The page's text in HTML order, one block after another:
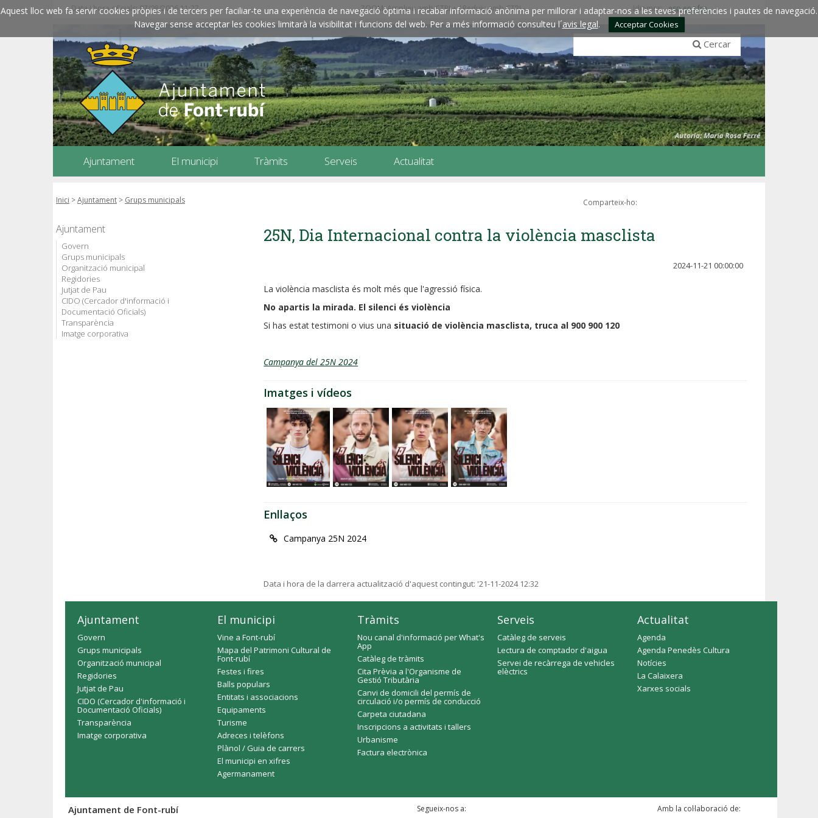
Aquest lloc web fa servir cookies pròpies i de tercers per faciliar-te una experiència de navegació òptima i recabar informació anònima per millorar i adaptar-nos a les teves preferències i pautes de navegació.
Navegar sense acceptar les cookies limitarà la visibilitat i funcions del web. Per a més informació consulteu l´avis legal. Acceptar Cookies
Data i hora oficials: 07/08/2026 11:27 ZOOM: Amplieu amb CTRL+ / Reduïu amb CTRL- Idiomes:esp engfra
Cercar
Ajuntament El municipi Tràmits Serveis Actualitat
Inici >Ajuntament > Grups municipals Comparteix-ho:
Ajuntament
Govern
Grups municipals
Organització municipal
Regidories
Jutjat de Pau
CIDO (Cercador d'informació i
Documentació Oficials)
Transparència
Imatge corporativa
25N, Dia Internacional contra la violència masclista
2024-11-21 00:00:00
La violència masclista és molt més que l'agressió física.
No apartis la mirada. El silenci és violència
Si has estat testimoni o vius una situació de violència masclista, truca al 900 900 120
Campanya del 25N 2024
Imatges i vídeos
Enllaços
Campanya 25N 2024
Data i hora de la darrera actualització d'aquest contingut: '21-11-2024 12:32
Ajuntament
Govern
Grups municipals
Organització municipal
Regidories
Jutjat de Pau
CIDO (Cercador d'informació i
Documentació Oficials)
Transparència
Imatge corporativa
El municipi
Vine a Font-rubí
Mapa del Patrimoni Cultural de
Font-rubí
Festes i fires
Balls populars
Entitats i associacions
Equipaments
Turisme
Adreces i telèfons
Plànol / Guia de carrers
El municipi en xifres
Agermanament
Tràmits
Nou canal d'informació per What's
App
Catàleg de tràmits
Cita Prèvia a l'Organisme de
Gestió Tributària
Canvi de domicili del permís de
circulació i/o permís de conducció
Carpeta ciutadana
Inscripcions a activitats i tallers
Urbanisme
Factura electrònica
Serveis
Catàleg de serveis
Lectura de comptador d'aigua
Servei de recàrrega de vehicles
elèctrics
Actualitat
Agenda
Agenda Penedès Cultura
Notícies
La Calaixera
Xarxes socials
Ajuntament de Font-rubí Segueix-nos a: Amb la col·laboració de: